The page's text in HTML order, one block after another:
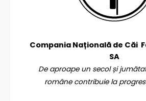
Compania Națională de Căi
SA
De aproape un secol și
române contribuie la